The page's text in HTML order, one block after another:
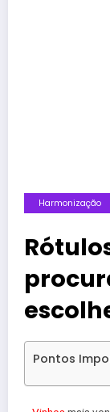
Harmonização
Pontos